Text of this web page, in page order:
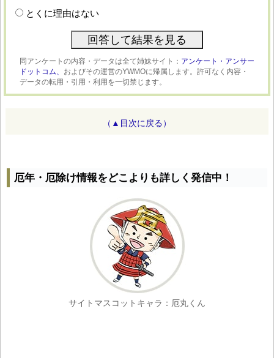
とくに理由はない
同アンケートの内容・データは全て姉妹サイト： アンケート・アンサー
ドットコム、 およびその運営のYWMOに帰属します。許可なく内容・
データの転用・引用・利用を一切禁じます。
（▲目次に戻る）
厄年・厄除け情報をどこよりも詳しく発信中！
サイトマスコットキャラ：厄丸くん